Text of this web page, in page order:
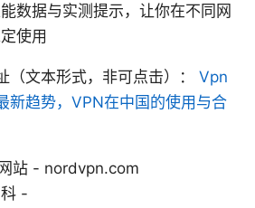
数据与实测提示，让你在不同网
使用
（文本形式，非可点击）： Vpn
新趋势，VPN在中国的使用与合
站 - nordvpn.com
-